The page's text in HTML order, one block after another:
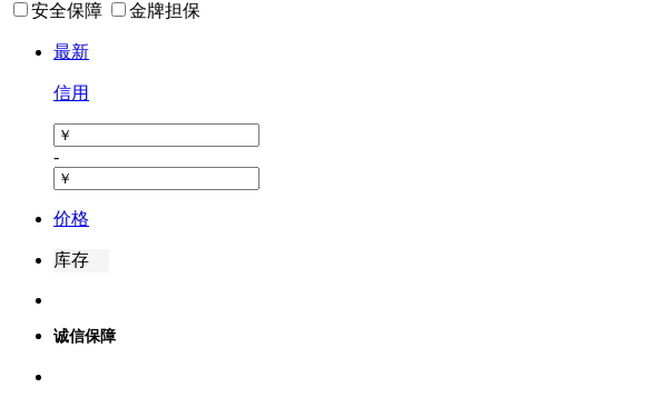
安全保障
金牌担保
最新
信用
-
价格
库存
诚信保障